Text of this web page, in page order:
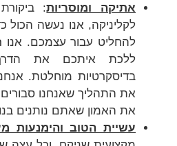
אתיקה ומוסריות:
לקליניקה, אנו נעשה
להחליט עבור עצמכם. אנו
ללכת איתכם את
בדיסקרטיות מוחלטת.
את התהליך שאנחנו
את האמון שאתם נותנים בנו
עשיית הטוב והימנעות